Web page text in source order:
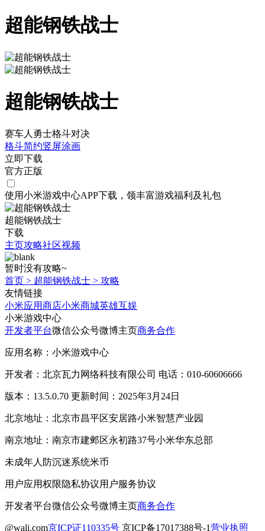
超能钢铁战士
超能钢铁战士
赛车人勇士格斗对决
格斗简约竖屏涂画
立即下载
官方正版
使用小米游戏中心APP下载 ，领丰富游戏福利 及礼包
超能钢铁战士
下载
主页攻略社区视频
暂时没有攻略~
首页 > 超能钢铁战士 > 攻略
友情链接
小米应用商店小米商城英雄互娱
小米游戏中心
开发者平台微信公众号微博主页商务合作
应用名称：小米游戏中心
开发者：北京瓦力网络科技有限公司 电话：010-60606666
版本：13.5.0.70 更新时间：2025年3月24日
北京地址：北京市昌平区安居路小米智慧产业园
南京地址：南京市建邺区永初路37号小米华东总部
未成年人防沉迷系统米币
用户应用权限隐私协议用户服务协议
开发者平台微信公众号微博主页商务合作
@wali.com京ICP证110335号 京ICP备17017388号-1营业执照